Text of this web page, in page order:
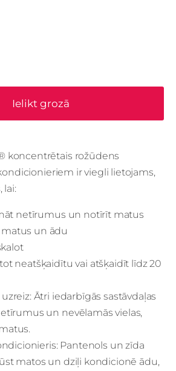
Ielikt grozā
koncentrētais rožūdens
ir viegli lietojams,
lai:
netīrumus un notīrīt matus
un ādu
neatšķaidītu vai atšķaidīt līdz 20
Ātri iedarbīgās sastāvdaļas
un nevēlamās vielas,
Pantenols un zīda
matos un dziļi kondicionē ādu,